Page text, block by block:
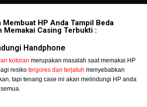
Membuat HP Anda Tampil Beda
Memakai Casing Terbukti :
Handphone
kotoran merupakan masalah saat memakai HP
resiko tergores dan terjatuh menyebabkan
tapi tenang case ini akan melindungi HP anda